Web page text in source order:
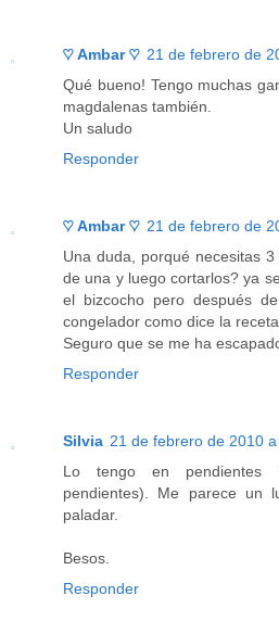
♡ Ambar ♡ 21 de febrero de
Qué bueno! Tengo muchas
magdalenas también.
Un saludo
Responder
♡ Ambar ♡ 21 de febrero de
Una duda, porqué necesitas
de una y luego cortarlos? ya
el bizcocho pero después
congelador como dice la
Seguro que se me ha
Responder
Silvia 21 de febrero de 2010
Lo tengo en pendientes
pendientes). Me parece
paladar.
Besos.
Responder